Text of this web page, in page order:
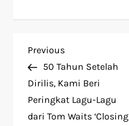
P
o
s
Previous
Post
Previous
50 Tahun Setelah
Dirilis, Kami Beri
Peringkat Lagu-Lagu
dari Tom Waits ‘Closing